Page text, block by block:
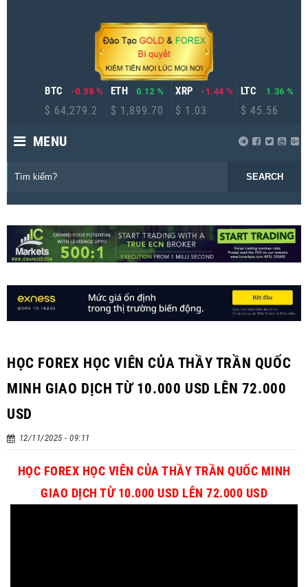
BTC
$ 64,279.2
-0.38 %
ETH
$ 1,899.70
0.12 %
XRP
$ 1.03
-1.44 %
LTC
$ 45.56
1.36 %
SEARCH
MENU
HỌC FOREX HỌC VIÊN CỦA THẦY TRẦN QUỐC
MINH GIAO DỊCH TỪ 10.000 USD LÊN 72.000
USD
12/11/2025 - 09:11
HỌC FOREX HỌC VIÊN CỦA THẦY TRẦN QUỐC MINH
GIAO DỊCH TỪ 10.000 USD LÊN 72.000 USD